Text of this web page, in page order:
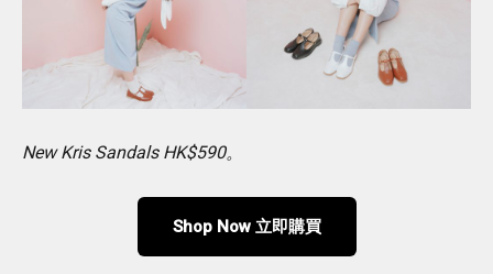
New Kris Sandals HK$590。
Shop Now 立即購買